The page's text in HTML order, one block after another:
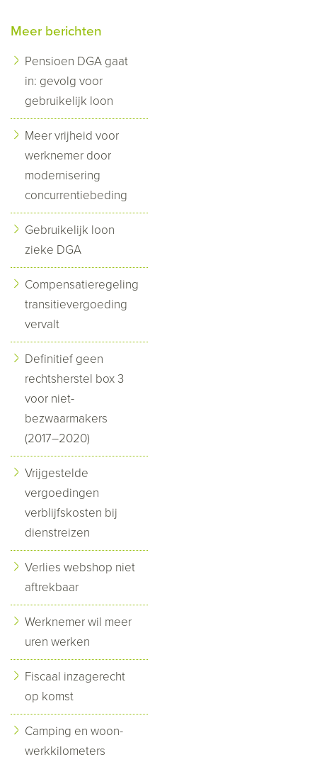
Meer berichten
Pensioen DGA gaat
in: gevolg voor
gebruikelijk loon
Meer vrijheid voor
werknemer door
modernisering
concurrentiebeding
Gebruikelijk loon
zieke DGA
Compensatieregeling
transitievergoeding
vervalt
Definitief geen
rechtsherstel box 3
voor niet-
bezwaarmakers
(2017–2020)
Vrijgestelde
vergoedingen
verblijfskosten bij
dienstreizen
Verlies webshop niet
aftrekbaar
Werknemer wil meer
uren werken
Fiscaal inzagerecht
op komst
Camping en woon-
werkkilometers